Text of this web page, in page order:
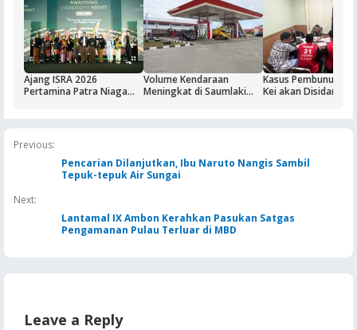
Ajang ISRA 2026
Pertamina Patra Niaga
Volume Kendaraan
Meningkat di Saumlaki
Kasus Pembunuhan
Kei akan
Previous:
Pencarian Dilanjutkan, Ibu Naruto Nangis Sambil
Tepuk-tepuk Air Sungai
Next:
Lantamal IX Ambon Kerahkan Pasukan Satgas
Pengamanan Pulau Terluar di MBD
Leave a Reply